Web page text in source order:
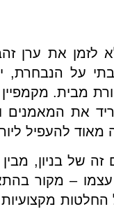
לזמן את ערן
על הנבחרת,
מבית.
את
להעפיל
זה של בניון,